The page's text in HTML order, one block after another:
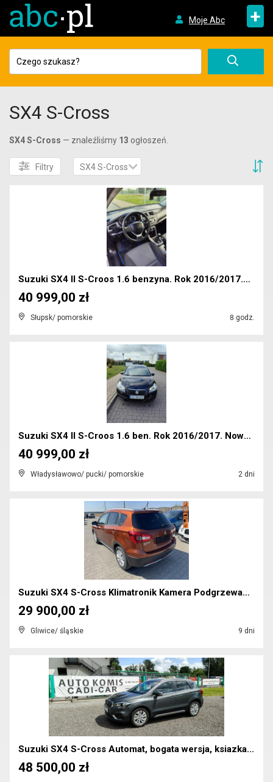
Moje Abc +
SX4 S-Cross
SX4 S-Cross — znaleźliśmy 13 ogłoszeń.
Filtry SX4 S-Cross
Suzuki SX4 II S-Croos 1.6 benzyna. Rok 2016/2017.N...
Słupsk/ pomorskie 8 godz.
40 999,00 zł
Suzuki SX4 II S-Croos 1.6 ben. Rok 2016/2017. Nowe...
Władysławowo/ pucki/ pomorskie 2 dni
40 999,00 zł
Suzuki SX4 S-Cross Klimatronik Kamera Podgrzewanie...
Gliwice/ śląskie 9 dni
29 900,00 zł
Suzuki SX4 S-Cross Automat, bogata wersja, ksiazka...
48 500,00 zł